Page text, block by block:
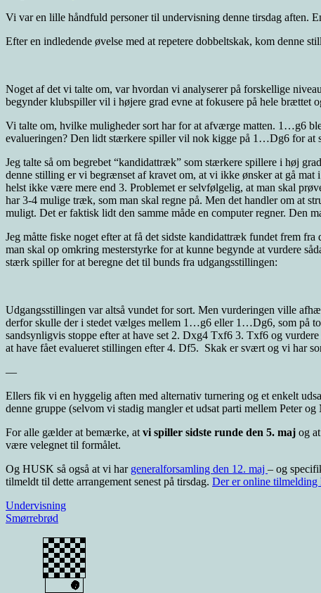
Vi var en lille håndfuld personer til undervisning denne tirsdag aften.
Efter en indledende øvelse med at repetere dobbeltskak, kom denne
Noget af det vi talte om, var hvordan vi analyserer på forskellige
begynder klubspiller vil i højere grad evne at fokusere på hele
Vi talte om, hvilke muligheder sort har for at afværge matten. 1…g6
evalueringen? Den lidt stærkere spiller vil nok kigge på 1…Dg6 for at
Jeg talte så om begrebet “kandidattræk” som stærkere spillere i høj
denne stilling er vi begrænset af kravet om, at vi ikke ønsker at gå
helst ikke være mere end 3. Problemet er selvfølgelig, at man skal
har 3-4 mulige træk, som man skal regne på. Men det handler om at
muligt. Det er faktisk lidt den samme måde en computer regner. Den
Jeg måtte fiske noget efter at få det sidste kandidattræk fundet frem
man skal op omkring mesterstyrke for at kunne begynde at vurdere
stærk spiller for at beregne det til bunds fra udgangsstillingen:
Udgangsstillingen var altså vundet for sort. Men vurderingen ville
derfor skulle der i stedet vælges mellem 1…g6 eller 1…Dg6, som på
sandsynligvis stoppe efter at have set 2. Dxg4 Txf6 3. Txf6 og
at have fået evalueret stillingen efter 4. Df5. Skak er svært og vi har
—
Ellers fik vi en hyggelig aften med alternativ turnering og et enkelt
denne gruppe (selvom vi stadig mangler et udsat parti mellem Peter
For alle gælder at bemærke, at vi spiller sidste runde den 5. maj og
være velegnet til formålet.
Og HUSK så også at vi har generalforsamling den 12. maj – og
tilmeldt til dette arrangement senest på tirsdag. Der er online tilmelding
Indlægsnavigation
Undervisning
Smørrebrød